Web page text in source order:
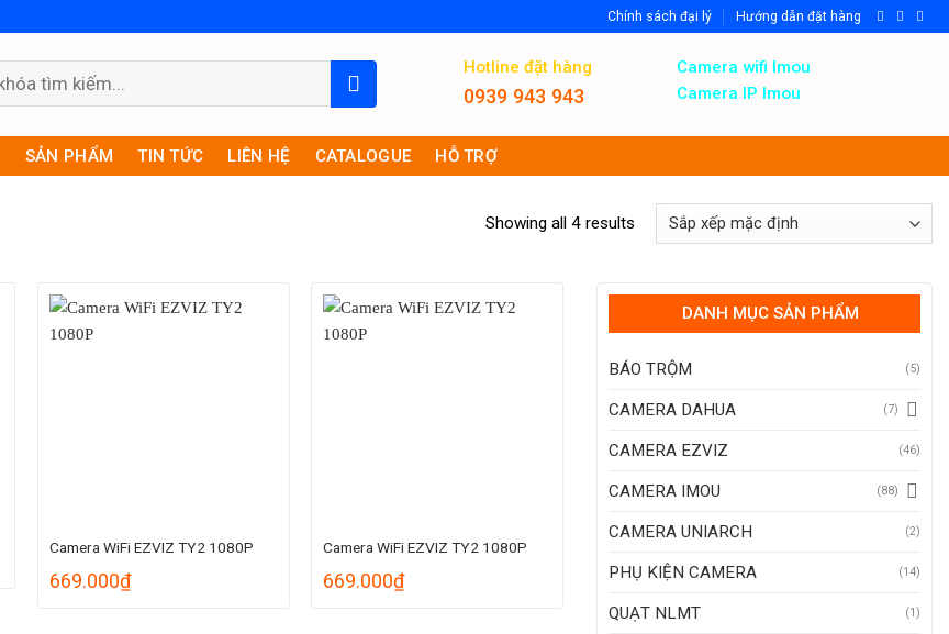
Chính sách đại lý Hướng dẫn đặt hàng
Hotline đặt hàng
0939 943 943
Camera wifi Imou
Camera IP Imou
SẢN PHẨM TIN TỨC LIÊN HỆ CATALOGUE HỖ TRỢ
Showing all 4 results
Camera WiFi EZVIZ TY2 1080P
669.000₫
Camera WiFi EZVIZ TY2 1080P
669.000₫
DANH MỤC SẢN PHẨM
BÁO TRỘM (5)
CAMERA DAHUA (7)
CAMERA EZVIZ (46)
CAMERA IMOU (88)
CAMERA UNIARCH (2)
PHỤ KIỆN CAMERA (14)
QUẠT NLMT (1)